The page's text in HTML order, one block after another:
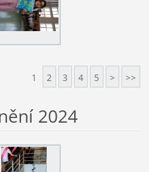
1 2 3 4 5 > >>
2024